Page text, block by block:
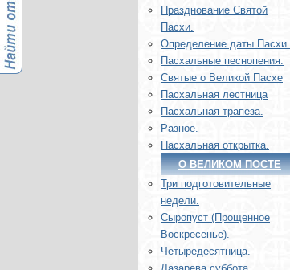
Празднование Святой
Пасхи.
Определение даты Пасхи.
Пасхальные песнопения.
Святые о Великой Пасхе
Пасхальная лестница
Пасхальная трапеза.
Разное.
Пасхальная открытка.
О ВЕЛИКОМ ПОСТЕ
Три подготовительные
недели.
Сыропуст (Прощенное
Воскресенье).
Четыредесятница.